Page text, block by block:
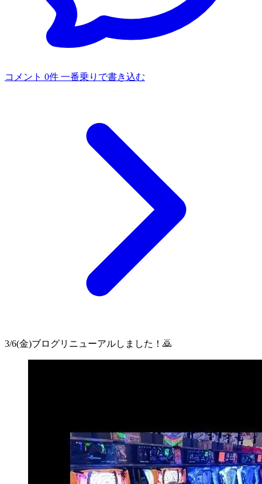
コメント 0件 一番乗りで書き込む
3/6(金)ブログリニューアルしました！🙇